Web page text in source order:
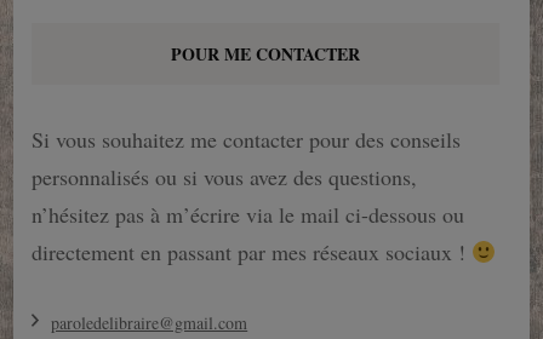
POUR ME CONTACTER
Si vous souhaitez me contacter pour des conseils
personnalisés ou si vous avez des questions,
n’hésitez pas à m’écrire via le mail ci-dessous ou
directement en passant par mes réseaux sociaux !
paroledelibraire@gmail.com